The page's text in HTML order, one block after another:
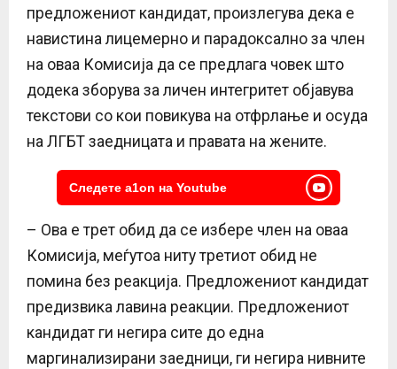
предложениот кандидат, произлегува дека е
навистина лицемерно и парадоксално за член
на оваа Комисија да се предлага човек што
додека зборува за личен интегритет објавува
текстови со кои повикува на отфрлање и осуда
на ЛГБТ заедницата и правата на жените.
Следете a1on на Youtube
– Ова е трет обид да се избере член на оваа
Комисија, меѓутоа ниту третиот обид не
помина без реакција. Предложениот кандидат
предизвика лавина реакции. Предложениот
кандидат ги негира сите до една
маргинализирани заедници, ги негира нивните